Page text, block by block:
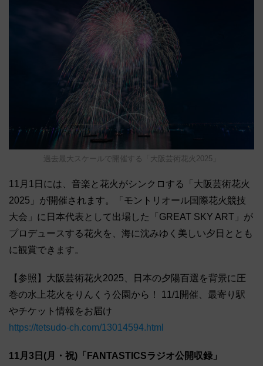
過去最大スケールで開催する「大阪芸術花火2025」
11月1日には、音楽と花火がシンクロする「大阪芸術花火
2025」が開催されます。「モントリオール国際花火競技
大会」に日本代表として出場した「GREAT SKY ART」が
プロデュースする花火を、海に沈みゆく美しい夕日ととも
に観賞できます。
【参照】大阪芸術花火2025、日本の夕陽百選を背景に圧
巻の水上花火をりんくう公園から！ 11/1開催、最寄り駅
やチケット情報をお届け
https://tetsudo-ch.com/13014594.html
11月3日(月・ 祝)「FANTASTICSラジオ公開収録」